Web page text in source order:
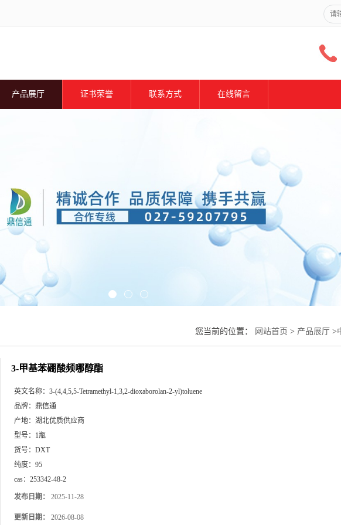
产品展厅 证书荣誉 联系方式 在线留言
您当前的位置： 网站首页 > 产品展厅 >
3-甲基苯硼酸频哪醇酯
英文名称： 3-(4,4,5,5-Tetramethyl-1,3,2-dioxaborolan-2-yl)toluene
品牌： 鼎信通
产地： 湖北优质供应商
型号： 1瓶
货号： DXT
纯度： 95
cas： 253342-48-2
发布日期： 2025-11-28
更新日期： 2026-08-08